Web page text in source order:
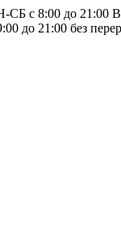
СБ с 8:00 до 21:00
до 21:00 без